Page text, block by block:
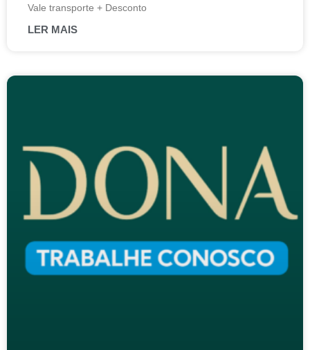
Vale transporte + Desconto
LER MAIS